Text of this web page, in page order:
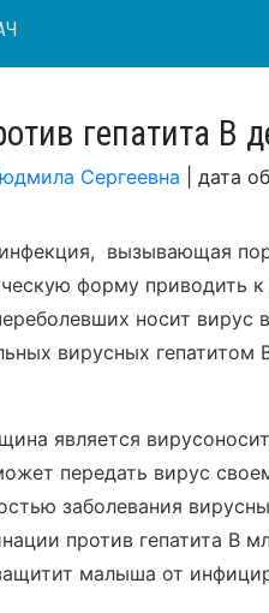
гепатита В
Сергеевна дата
вызывающая
форму приводить
носит
вирусных гепатитом
является
передать вирус
заболевания
против гепатита В
малыша от